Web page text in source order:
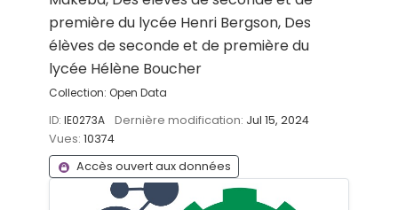
première du lycée Henri Bergson, Des
élèves de seconde et de première du
lycée Hélène Boucher
Collection: Open Data
ID: IE0273A Dernière modification: Jul 15, 2024
Vues: 10374
Accès ouvert aux données